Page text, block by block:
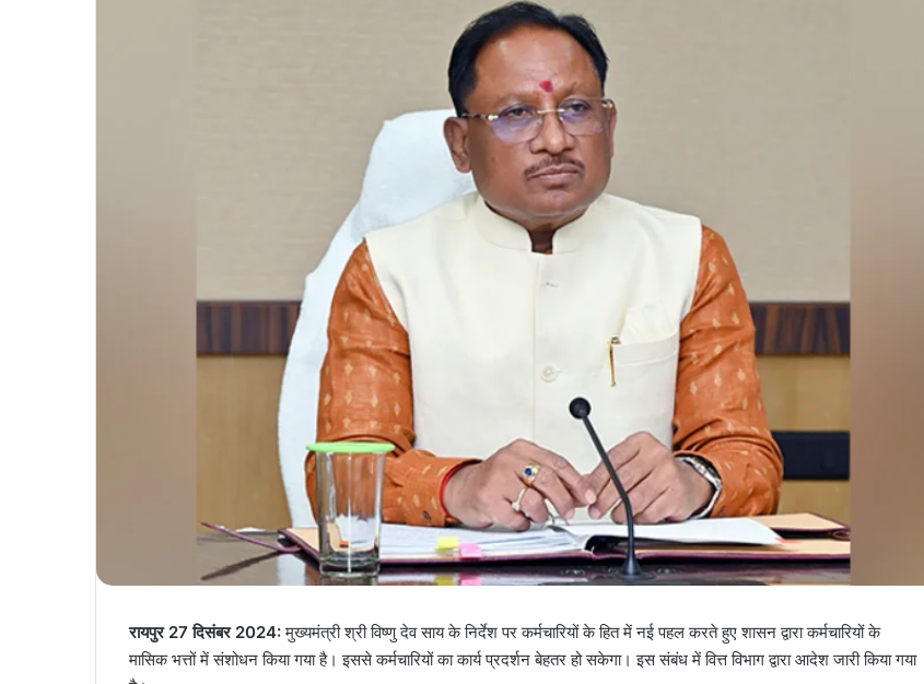
रायपुर 27 दिसंबर 2024:मुख्यमंत्री श्री विष्णु देव साय के निर्देश पर कर्मचारियों के हित में नई पहल करते हुए शासन द्वारा कर्मचारियों के
मासिक भत्तों में संशोधन किया गया है। इससे कर्मचारियों का कार्य प्रदर्शन बेहतर हो सकेगा। इस संबंध में वित्त विभाग द्वारा आदेश जारी किया गया